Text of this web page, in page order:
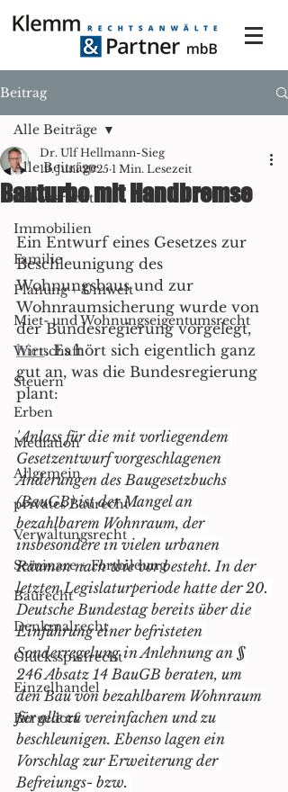
Beitrag
Alle Beiträge
Arbeitsrecht
Immobilien
Familie
Planung + Umwelt
Miet- und Wohnungseigentumsrecht
Wirtschaft
Steuern
Erben
Mediation
Allgemein
privates Baurecht
Verwaltungsrecht
Seminare + Fortbildung
Baurecht
Denkmalrecht
Glücksspielrecht
Einzelhandel
Bergedorf
Alle Beiträge
Bauturbo mit Handbremse
Dr. Ulf Hellmann-Sieg
19. Juni 2025 1 Min. Lesezeit
Ein Entwurf eines Gesetzes zur
Beschleunigung des
Wohnungsbaus und zur
Wohnraumsicherung wurde von
der Bundesregierung vorgelegt,
hier. Es hört sich eigentlich ganz
gut an, was die Bundesregierung
plant:
"Anlass für die mit vorliegendem
Gesetzentwurf vorgeschlagenen
Änderungen des Baugesetzbuchs
(BauGB) ist der Mangel an
bezahlbarem Wohnraum, der
insbesondere in vielen urbanen
Räumen nach wie vor besteht. In der
letzten Legislaturperiode hatte der 20.
Deutsche Bundestag bereits über die
Einführung einer befristeten
Sonderregelung in Anlehnung an §
246 Absatz 14 BauGB beraten, um
den Bau von bezahlbarem Wohnraum
für alle zu vereinfachen und zu
beschleunigen. Ebenso lagen ein
Vorschlag zur Erweiterung der
Befreiungs- bzw.